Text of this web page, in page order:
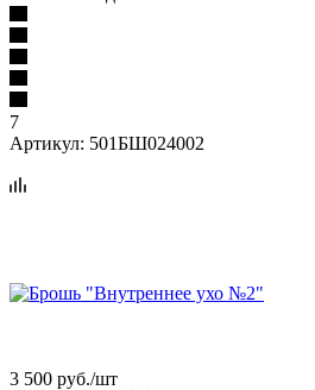
7
Артикул: 501БШ024002
3 500 руб./шт